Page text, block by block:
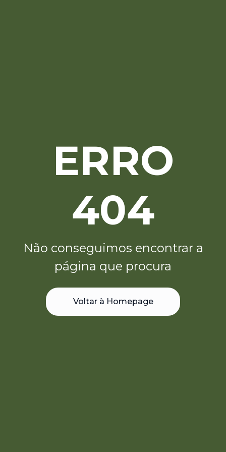
ERRO
404
Não conseguimos encontrar a
página que procura
Voltar à Homepage